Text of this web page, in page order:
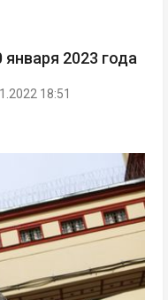
2023 года
18:51